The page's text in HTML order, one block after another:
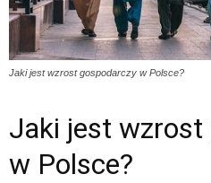
Jaki jest wzrost gospodarczy w Polsce?
Jaki jest wzrost
w Polsce?